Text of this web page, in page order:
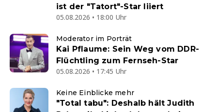
ist der "Tatort"-Star liiert
05.08.2026 • 18:00 Uhr
Moderator im Porträt
Kai Pflaume: Sein Weg vom DDR-
Flüchtling zum Fernseh-Star
05.08.2026 • 17:45 Uhr
Keine Einblicke mehr
"Total tabu": Deshalb hält Judith